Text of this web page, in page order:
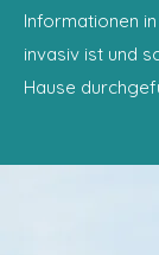
Informationen
invasiv ist und
Hause